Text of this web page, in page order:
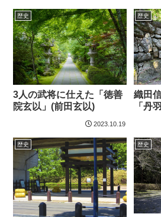
歴史
3人の武将に仕えた「徳善
院玄以」(前田玄以)
2023.10.19
歴史
織田
「丹
歴史 歴史